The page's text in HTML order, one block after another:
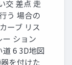
交 差点 走
う 場合の
ーブ リス
ー ション
6 3D地図
を付けた